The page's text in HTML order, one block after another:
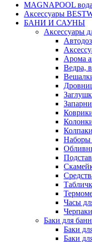
MAGNAPOOL вода
Аксессуары
БАНИ И САУНЫ
Аксессуары
Арома
Ведра,
Наборы
Часы
Баки для
Баки
Баки